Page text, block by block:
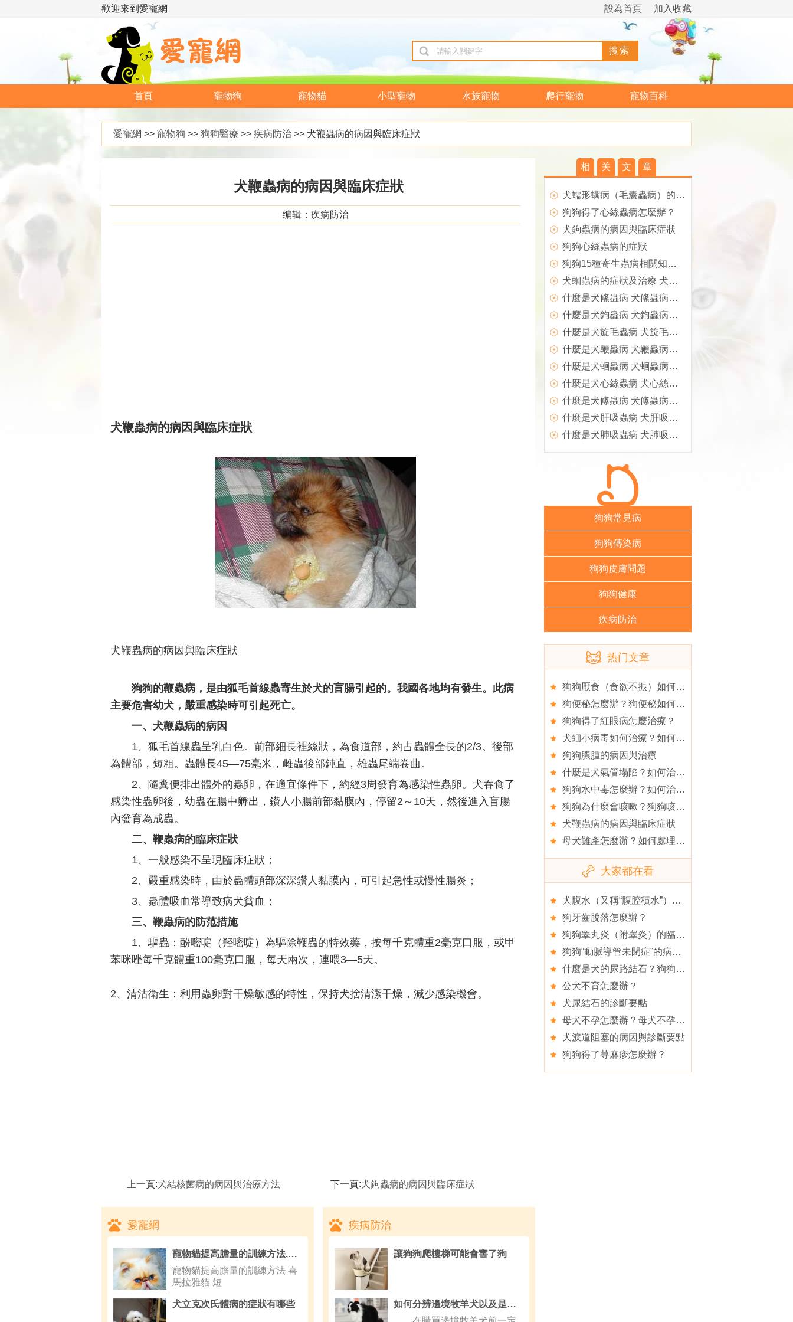
歡迎來到愛寵網 加入收藏
設為首頁
首頁 寵物狗 寵物貓 小型寵物 水族寵物 爬行寵物 寵物百科
愛寵網 >> 寵物狗 >> 狗狗醫療 >> 疾病防治 >> 犬鞭蟲病的病因與臨床症狀
犬鞭蟲病的病因與臨床症狀
编辑：疾病防治
犬鞭蟲病的病因與臨床症狀
犬鞭蟲病的病因與臨床症狀
狗狗的鞭蟲病，是由狐毛首線蟲寄生於犬的盲腸引起的。我國各地均有發生。此病
主要危害幼犬，嚴重感染時可引起死亡。
一、犬鞭蟲病的病因
1、狐毛首線蟲呈乳白色。前部細長裡絲狀，為食道部，約占蟲體全長的2/3。後部
為體部，短粗。蟲體長45—75毫米，雌蟲後部鈍直，雄蟲尾端卷曲。
2、隨糞便排出體外的蟲卵，在適宜條件下，約經3周發育為感染性蟲卵。犬吞食了
感染性蟲卵後，幼蟲在腸中孵出，鑽人小腸前部黏膜內，停留2～10天，然後進入盲腸
內發育為成蟲。
二、鞭蟲病的臨床症狀
1、一般感染不呈現臨床症狀；
2、嚴重感染時，由於蟲體頭部深深鑽人黏膜內，可引起急性或慢性腸炎；
3、蟲體吸血常導致病犬貧血；
三、鞭蟲病的防范措施
1、驅蟲：酚嘧啶（羟嘧啶）為驅除鞭蟲的特效藥，按每千克體重2毫克口服，或甲
苯咪唑每千克體重100毫克口服，每天兩次，連喂3—5天。
2、清沽衛生：利用蟲卵對干燥敏感的特性，保持犬捨清潔干燥，減少感染機會。
上一頁:犬結核菌病的病因與治療方法 下一頁:犬鉤蟲病的病因與臨床症狀
愛寵網
寵物貓提高膽量的訓練方法,關於寵物貓咪的趣味小資料
寵物貓提高膽量的訓練方法 喜
馬拉雅貓 短
犬立克次氏體病的症狀有哪些
疾病防治
讓狗狗爬樓梯可能會害了狗
如何分辨邊境牧羊犬以及是否聰明
相 关 文 章
犬蠕形螨病（毛囊蟲病）的病因與症狀
狗狗得了心絲蟲病怎麼辦？
犬鉤蟲病的病因與臨床症狀
狗狗心絲蟲病的症狀
狗狗15種寄生蟲病相關知識大盤點
犬蛔蟲病的症狀及治療 犬蛔蟲病知識盤點
什麼是犬絛蟲病 犬絛蟲病的種類有哪些
什麼是犬鉤蟲病 犬鉤蟲病的症狀及治療預防方法
什麼是犬旋毛蟲病 犬旋毛蟲病症狀及治療方法
什麼是犬鞭蟲病 犬鞭蟲病的症狀及防治方法
什麼是犬蛔蟲病 犬蛔蟲病的症狀及治療防治措施
什麼是犬心絲蟲病 犬心絲蟲病的症狀及治療防治
什麼是犬絛蟲病 犬絛蟲病的症狀及治療防治措施
什麼是犬肝吸蟲病 犬肝吸蟲病的症狀及治療防治
什麼是犬肺吸蟲病 犬肺吸蟲病的症狀及治療防治
狗狗常見病
狗狗傳染病
狗狗皮膚問題
狗狗健康
疾病防治
热门文章
狗狗厭食（食欲不振）如何治療？
狗便秘怎麼辦？狗便秘如何治療？
狗狗得了紅眼病怎麼治療？
犬細小病毒如何治療？如何防范犬細小病毒措施？
狗狗膿腫的病因與治療
什麼是犬氣管塌陷？如何治療？
狗狗水中毒怎麼辦？如何治療？
狗狗為什麼會咳嗽？狗狗咳嗽怎麼辦？
犬鞭蟲病的病因與臨床症狀
母犬難產怎麼辦？如何處理難產的狗狗？
大家都在看
犬腹水（又稱“腹腔積水”）的病因與症狀
狗牙齒脫落怎麼辦？
狗狗睾丸炎（附睾炎）的臨床症狀
狗狗“動脈導管未閉症”的病因與防治方法
什麼是犬的尿路結石？狗狗得了尿結石怎麼辦？
公犬不育怎麼辦？
犬尿結石的診斷要點
母犬不孕怎麼辦？母犬不孕的原因是什麼？
犬淚道阻塞的病因與診斷要點
狗狗得了荨麻疹怎麼辦？